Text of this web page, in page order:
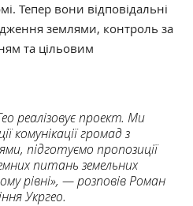
Тепер вони відповідальні
землями, контроль за
та цільовим
реалізовує проект. Ми
комунікації громад з
підготуємо пропозиції
питань земельних
рівні», — розповів Роман
Укргео.